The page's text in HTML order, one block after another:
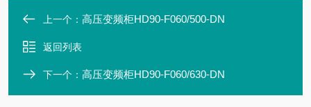
上一个： 高压变频柜HD90-F060/500-DN
返回列表
下一个： 高压变频柜HD90-F060/630-DN